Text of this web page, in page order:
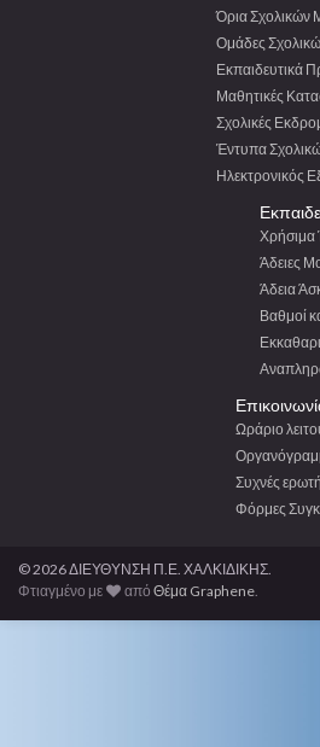
Όρια Σχολικών
Ομάδες
Εκπαιδευτικά
Μαθητικές
Σχολικές
Έντυπα
Ηλεκτρονικός
Χρήσιμα
Άδειες
Άδεια
Βαθμοί
Ωράριο
Συχνές
Φόρμες
© 2026 ΔΙΕΥΘΥΝΣΗ Π.Ε. ΧΑΛΚΙΔΙΚΗΣ.
Φτιαγμένο με
απόΘέμα Graphene